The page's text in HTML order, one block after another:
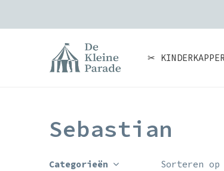
✂
Sebastian
Categorieën Sorteren op